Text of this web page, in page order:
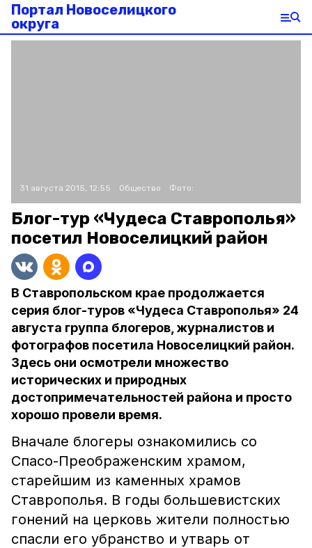
Портал Новоселицкого
округа
31 августа 2015, 12:55 Общество Фото:
Блог-тур «Чудеса Ставрополья»
посетил Новоселицкий район
В Ставропольском крае продолжается
серия блог-туров «Чудеса Ставрополья» 24
августа группа блогеров, журналистов и
фотографов посетила Новоселицкий район.
Здесь они осмотрели множество
исторических и природных
достопримечательностей района и просто
хорошо провели время.
Вначале блогеры ознакомились со
Спасо-Преображенским храмом,
старейшим из каменных храмов
Ставрополья. В годы большевистских
гонений на церковь жители полностью
спасли его убранство и утварь от